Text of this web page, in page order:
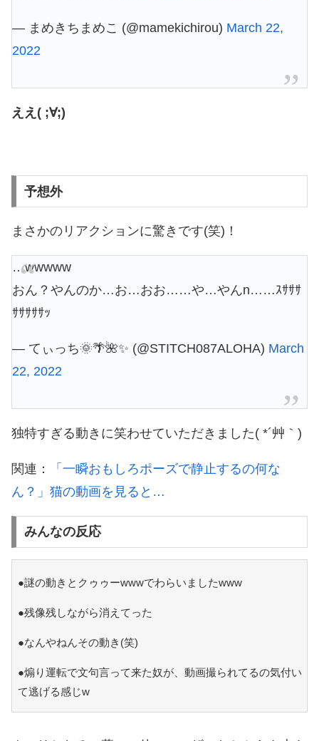
— まめきちまめこ (@mamekichirou) March 22,
2022
ええ( ;∀;)
予想外
まさかのリアクションに驚きです(笑)！
…wwwww
おん？やんのか…お…おお……や…やんn……ｽｻｻｻ
ｻｻｻｻｻｯ
— てぃっち🌞🌴🌺✨ (@STITCH087ALOHA) March
22, 2022
独特すぎる動きに笑わせていただきました( *´艸｀)
関連：
「一瞬おもしろポーズで静止するの何な
ん？」猫の動画を見ると…
みんなの反応
●謎の動きとクゥゥーwwwでわらいましたwww
●残像残しながら消えてった
●なんやねんその動き(笑)
●煽り運転で文句言って来た奴が、動画撮られてるの気付い
て逃げる感じw